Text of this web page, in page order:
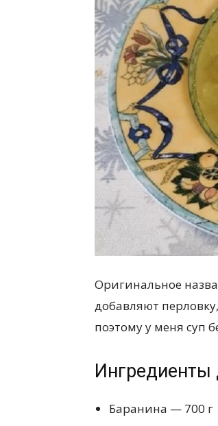
всем
Оригинальное
добавляют
поэтому у меня суп
Ингредиенты
Баранина — 700 г